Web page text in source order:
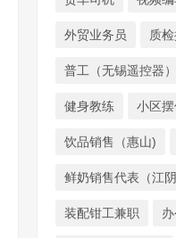
外贸业务员 质
普工（无锡遥控器）
健身教练 小区
饮品销售（惠山)
鲜奶销售代表（江阴
装配钳工兼职